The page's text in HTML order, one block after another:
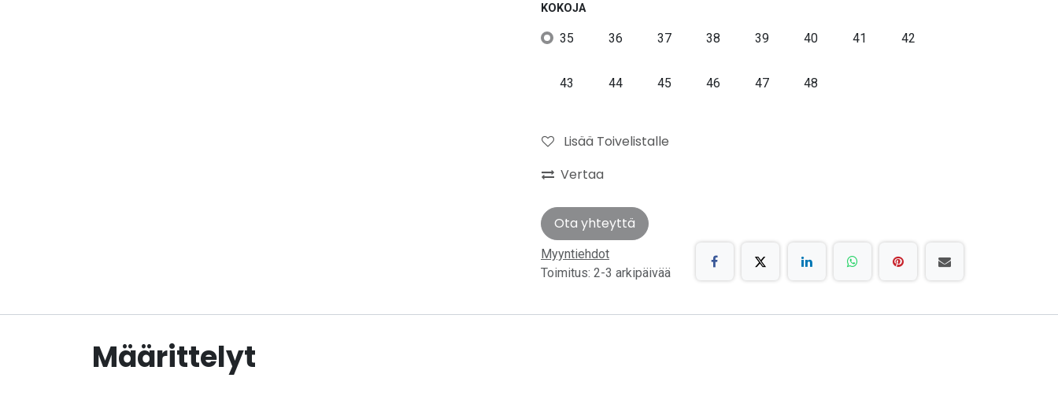
KOKOJA
35 36 37 38 39 40 41 42
43 44 45 46 47 48
Lisää Toivelistalle
Vertaa
Ota yhteyttä
Myyntiehdot
Toimitus: 2-3 arkipäivää
Määrittelyt